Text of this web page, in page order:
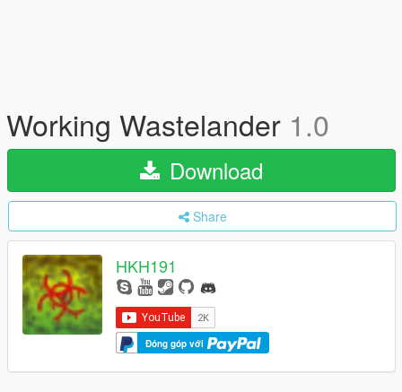
Working Wastelander 1.0
Download
Share
HKH191
Đóng góp với